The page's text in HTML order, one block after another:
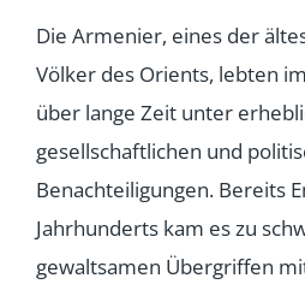
Die Armenier, eines der
Völker des Orients, lebten
über lange Zeit unter
gesellschaftlichen und
Benachteiligungen. Bereits
Jahrhunderts kam es zu
gewaltsamen Übergriffen